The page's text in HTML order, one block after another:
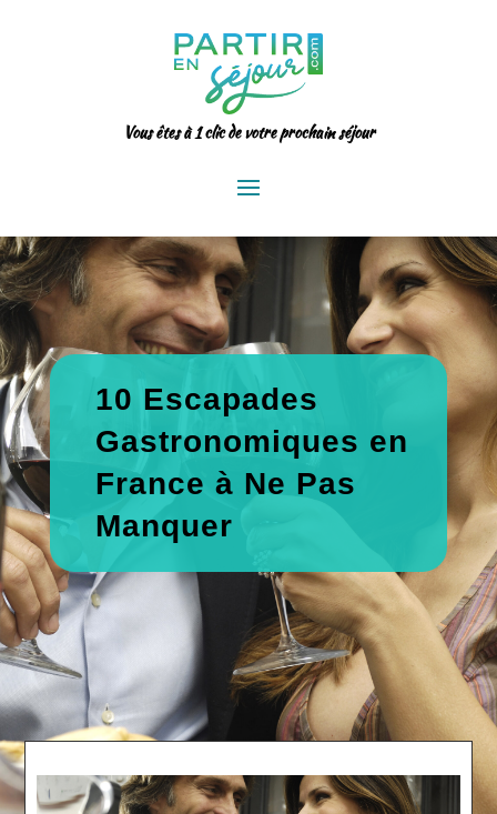
Vous êtes à 1 clic de votre prochain séjour
10 Escapades
Gastronomiques en
France à Ne Pas
Manquer